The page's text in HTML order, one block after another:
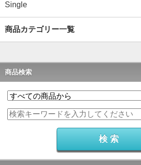
Single
商品カテゴリー一覧
商品検索